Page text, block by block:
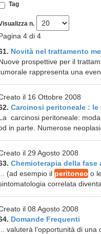
Tag
n.
4 di 4
Novità nel trattamento
prospettive per il
rappresenta una
il 16 Ottobre 2008
Carcinosi peritoneale : le
carcinosi peritoneale:
in parte. Numerose
il 29 Agosto 2008
Chemioterapia della fase
... (ad esempio il peritoneo o
correlata
il 08 Agosto 2008
Domande Frequenti
... valuterà l’opportunità di